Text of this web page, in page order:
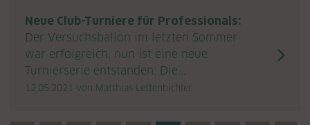
Neue Club-Turniere für Professionals:
Der Versuchsballon im letzten Sommer
war erfolgreich, nun ist eine neue
Turnierserie entstanden: Die...
12.05.2021 von Matthias Lettenbichler